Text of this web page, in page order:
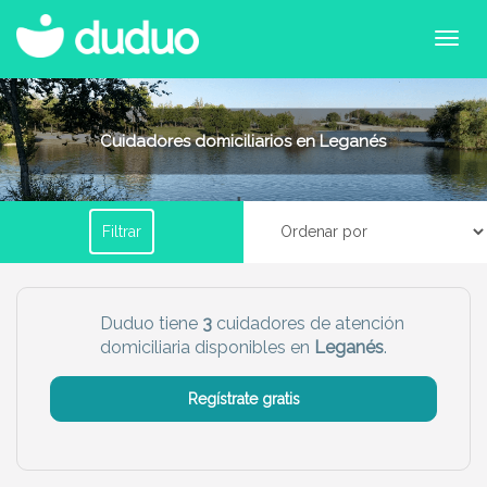
Cuidadores domiciliarios en Leganés
Filtrar
Filtrar por horario
Tu dudú ideal
Chico Chica
Más servicio del dudú
Canguro Profesor
Duduo tiene 3cuidadores de atención
domiciliaria disponibles en Leganés.
Regístrate gratis